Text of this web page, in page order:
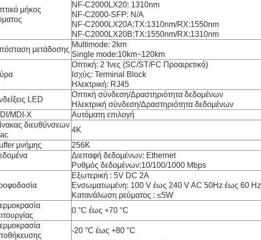
μήκος
NF-C2000LX20: 1310nm
NF-C2000-SFP: N/A
NF-C2000LX20A:TX:1310nm/RX:1550nm
NF-C2000LX20B:TX:1550nm/RX:1310nm
μετάδοσης
Multimode: 2km
Single mode:10km~120km
Οπτική: 2 Ίνες (SC/ST/FC Προαιρετικό)
Ισχύς: Terminal Block
Ηλεκτρική: RJ45
LED
Οπτική σύνδεση/Δραστηριότητα δεδομένων
Ηλεκτρική σύνδεση/Δραστηριότητα δεδομένων
MDI-X
Αυτόματη επιλογή
διευθύνσεων
4K
μνήμης
256K
Διεπαφή δεδομένων: Ethernet
Ρυθμός δεδομένων:10/100/1000 Mbps
Εξωτερική : 5V DC 2A
Ενσωματωμένη: 100 V έως 240 V AC 50Hz έως 60 Hz
Κατανάλωση ρεύματος : ≤5W
0 °C έως +70 °C
-20 °C έως +80 °C